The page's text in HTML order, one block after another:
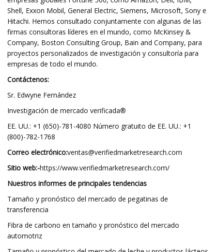
Shell, Exxon Mobil, General Electric, Siemens, Microsoft, Sony e
Hitachi. Hemos consultado conjuntamente con algunas de las
firmas consultoras líderes en el mundo, como McKinsey &
Company, Boston Consulting Group, Bain and Company, para
proyectos personalizados de investigación y consultoría para
empresas de todo el mundo.
Contáctenos:
Sr. Edwyne Fernández
Investigación de mercado verificada®
EE. UU.: +1 (650)-781-4080 Número gratuito de EE. UU.: +1
(800)-782-1768
Correo electrónico:ventas@verifiedmarketresearch.com
Sitio web:-https://www.verifiedmarketresearch.com/
Nuestros informes de principales tendencias
Tamaño y pronóstico del mercado de pegatinas de
transferencia
Fibra de carbono en tamaño y pronóstico del mercado
automotriz